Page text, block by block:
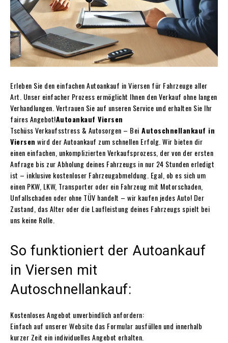
Erleben Sie den einfachen Autoankauf in Viersen für Fahrzeuge aller
Art. Unser einfacher Prozess ermöglicht Ihnen den Verkauf ohne langen
Verhandlungen. Vertrauen Sie auf unseren Service und erhalten Sie Ihr
faires Angebot!Autoankauf Viersen
Tschüss Verkaufsstress & Autosorgen – Bei Autoschnellankauf in
Viersen wird der Autoankauf zum schnellen Erfolg. Wir bieten dir
einen einfachen, unkomplizierten Verkaufsprozess, der von der ersten
Anfrage bis zur Abholung deines Fahrzeugs in nur 24 Stunden erledigt
ist – inklusive kostenloser Fahrzeugabmeldung. Egal, ob es sich um
einen PKW, LKW, Transporter oder ein Fahrzeug mit Motorschaden,
Unfallschaden oder ohne TÜV handelt – wir kaufen jedes Auto! Der
Zustand, das Alter oder die Laufleistung deines Fahrzeugs spielt bei
uns keine Rolle.
So funktioniert der Autoankauf
in Viersen mit
Autoschnellankauf:
Kostenloses Angebot unverbindlich anfordern:
Einfach auf unserer Website das Formular ausfüllen und innerhalb
kurzer Zeit ein individuelles Angebot erhalten.